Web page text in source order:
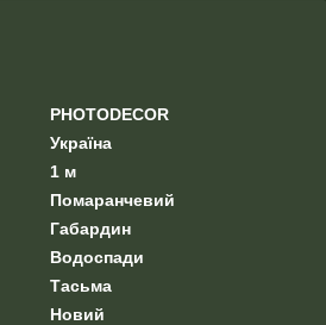
PHOTODECOR
Україна
1 м
Помаранчевий
Габардин
Водоспади
Тасьма
Новий